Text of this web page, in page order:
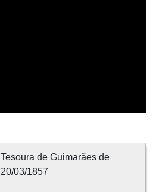
Tesoura de Guimarães de
20/03/1857